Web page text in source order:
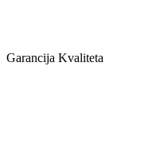
Garancija Kvaliteta